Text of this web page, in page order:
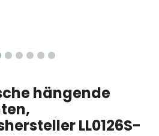
hängende
LL0126S-